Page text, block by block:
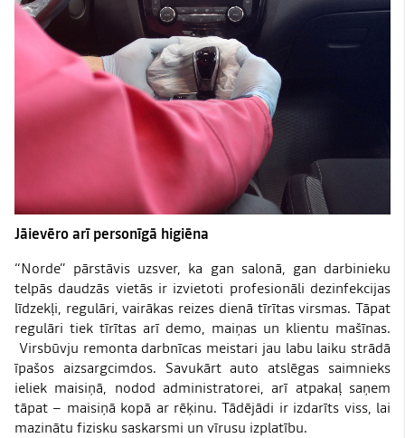
Jāievēro arī personīgā higiēna
“Norde” pārstāvis uzsver, ka gan salonā, gan darbinieku
telpās daudzās vietās ir izvietoti profesionāli dezinfekcijas
līdzekļi, regulāri, vairākas reizes dienā tīrītas virsmas. Tāpat
regulāri tiek tīrītas arī demo, maiņas un klientu mašīnas.
Virsbūvju remonta darbnīcas meistari jau labu laiku strādā
īpašos aizsargcimdos. Savukārt auto atslēgas saimnieks
ieliek maisiņā, nodod administratorei, arī atpakaļ saņem
tāpat – maisiņā kopā ar rēķinu. Tādējādi ir izdarīts viss, lai
mazinātu fizisku saskarsmi un vīrusu izplatību.